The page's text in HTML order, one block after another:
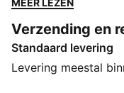
DETAILS
Ontworpen voor:
Breedte: Normaal
MEER LEZEN
Verzending en
Standaard levering
Levering meestal